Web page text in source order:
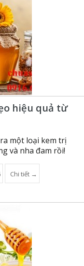
hiệu quả từ
một loại kem trị
và nha đam rồi!
Chi tiết →